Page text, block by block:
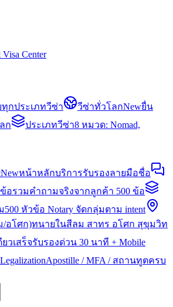
Visa Center
กประเภทวีซ่า วีซ่าทั่วโลกNewยื่น
ก
ประเภทวีซ่า8 หมวด: Nomad,
Newหน้าหลักบริการรับรองลายมือชื่อ
อรวมคำถามจริงจากลูกค้า 500 ข้อ
500 หัวข้อ Notary จัดกลุ่มตาม intent
/อโศก)ทนายในสีลม สาทร อโศก สุขุมวิท
วเสร็จรับรองด่วน 30 นาที + Mobile
Apostille / MFA / สถานทูตครบ